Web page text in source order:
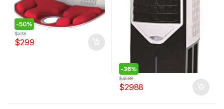
-50%
$299
$598
-36%
$2988
$4688